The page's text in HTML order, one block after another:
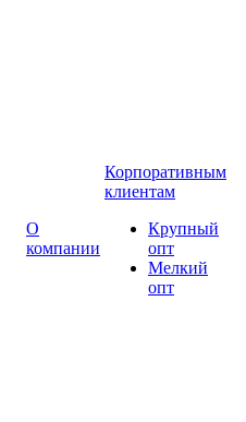
О
компании
Корпоративным
клиентам
Крупный
опт
Мелкий
опт